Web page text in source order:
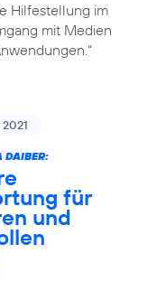
Hilfestellung im
mit Medien
DAIBER:
für
und